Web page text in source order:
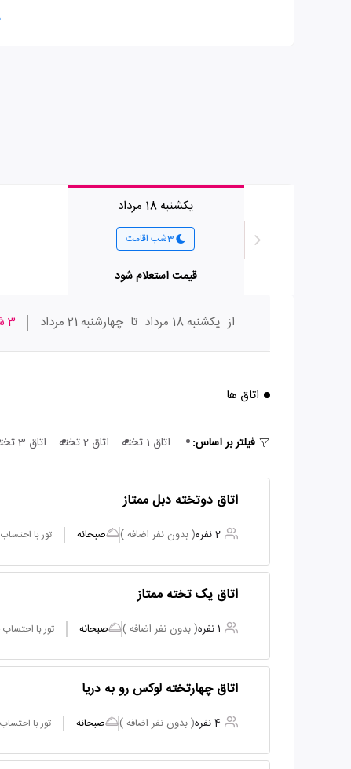
یکشنبه 18 مرداد
3شب اقامت
قیمت استعلام شود
از یکشنبه 18 مرداد تا چهارشنبه 21 مرداد 3 شب
اتاق ها
فیلتر بر اساس: اتاق 1 تخته اتاق 2 تخته اتاق 3 تخته
اتاق دوتخته دبل ممتاز
2 نفره ( بدون نفر اضافه ) صبحانه تور با
اتاق یک تخته ممتاز
1 نفره ( بدون نفر اضافه ) صبحانه تور با
اتاق چهارتخته لوکس رو به دریا
4 نفره ( بدون نفر اضافه ) صبحانه تور با